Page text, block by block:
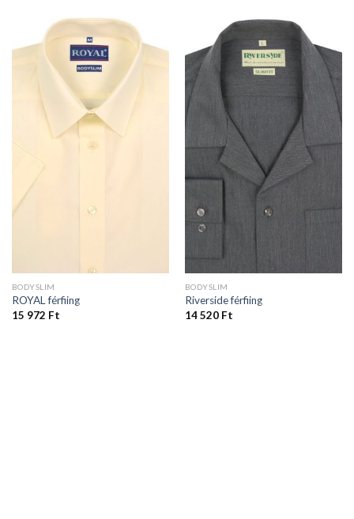
BODYSLIM
ROYAL férfiing
15 972 Ft
BODYSLIM
Riverside férfiing
14 520 Ft